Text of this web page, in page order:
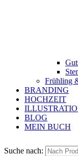
Frühling
BRANDING
HOCHZEIT
BLOG
MEIN BUCH
Suche nach: